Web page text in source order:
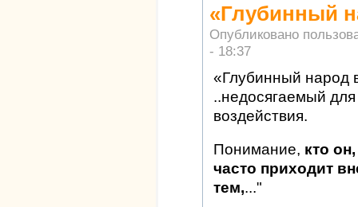
«Глубинный
Опубликовано
- 18:37
«Глубинный народ
..недосягаемый
воздействия.
Понимание, кто
часто приходит
тем,..."